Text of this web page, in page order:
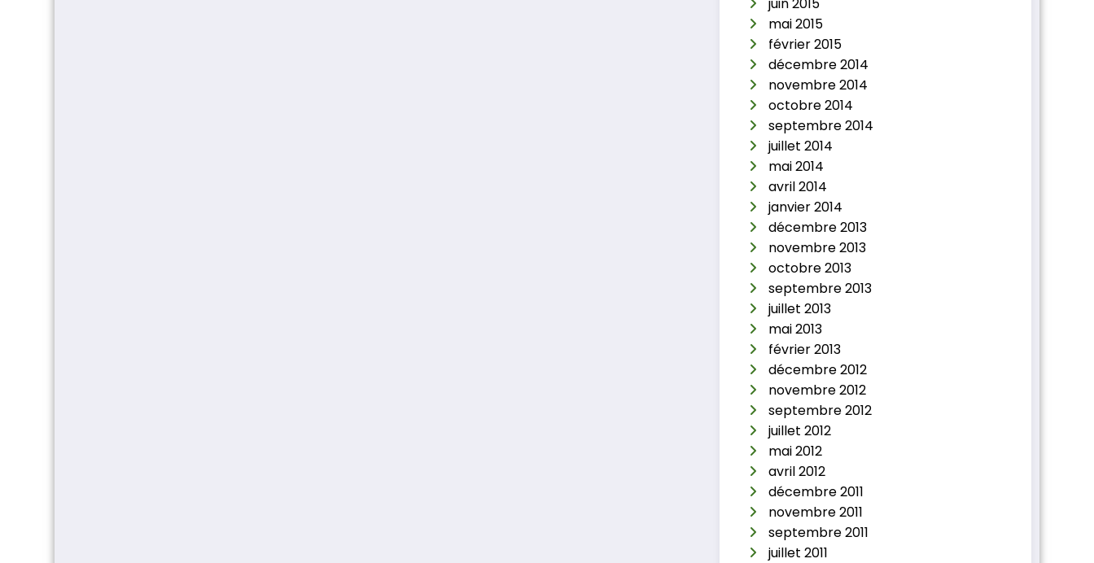
mai 2015
février 2015
décembre 2014
novembre 2014
octobre 2014
septembre 2014
juillet 2014
mai 2014
avril 2014
janvier 2014
décembre 2013
novembre 2013
octobre 2013
septembre 2013
juillet 2013
mai 2013
février 2013
décembre 2012
novembre 2012
septembre 2012
juillet 2012
mai 2012
avril 2012
décembre 2011
novembre 2011
septembre 2011
juillet 2011